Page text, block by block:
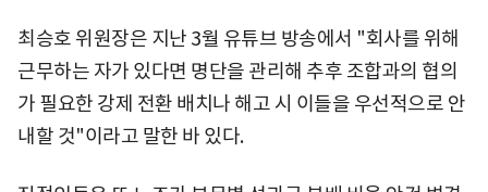
최승호 위원장은 지난 3월 유튜브 방송에서 "회사를 위해
근무하는 자가 있다면 명단을 관리해 추후 조합과의 협의
가 필요한 강제 전환 배치나 해고 시 이들을 우선적으로 안
내할 것"이라고 말한 바 있다.